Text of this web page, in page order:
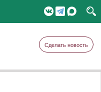
Сделать новость